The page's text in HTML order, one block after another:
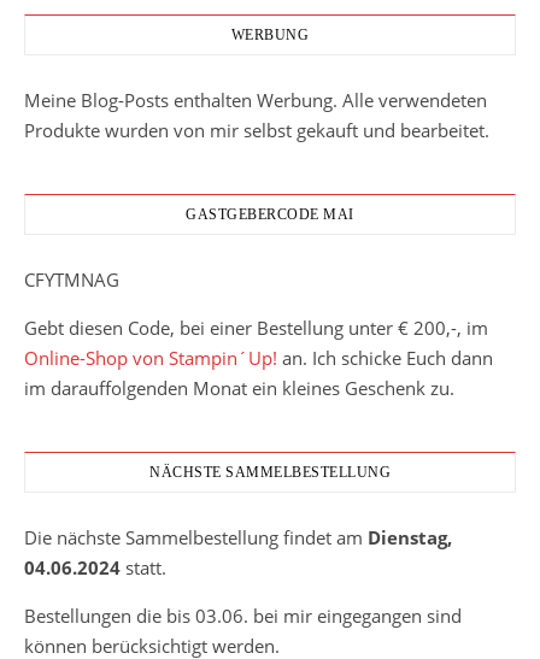
WERBUNG
Meine Blog-Posts enthalten Werbung. Alle verwendeten
Produkte wurden von mir selbst gekauft und bearbeitet.
GASTGEBERCODE MAI
CFYTMNAG
Gebt diesen Code, bei einer Bestellung unter € 200,-, im
Online-Shop von Stampin´Up! an. Ich schicke Euch dann
im darauffolgenden Monat ein kleines Geschenk zu.
NÄCHSTE SAMMELBESTELLUNG
Die nächste Sammelbestellung findet am Dienstag,
04.06.2024 statt.
Bestellungen die bis 03.06. bei mir eingegangen sind
können berücksichtigt werden.